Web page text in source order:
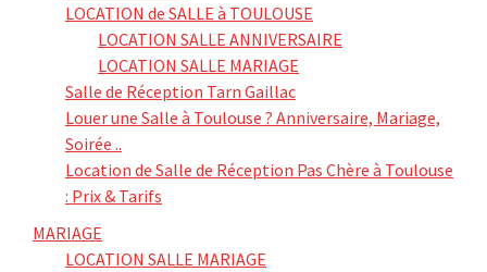
LOCATION de SALLE à TOULOUSE
LOCATION SALLE ANNIVERSAIRE
LOCATION SALLE MARIAGE
Salle de Réception Tarn Gaillac
Louer une Salle à Toulouse ? Anniversaire, Mariage,
Soirée ..
Location de Salle de Réception Pas Chère à Toulouse
: Prix & Tarifs
MARIAGE
LOCATION SALLE MARIAGE